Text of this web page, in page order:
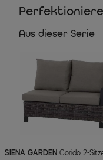
Aus dieser Serie
SIENA GARDEN